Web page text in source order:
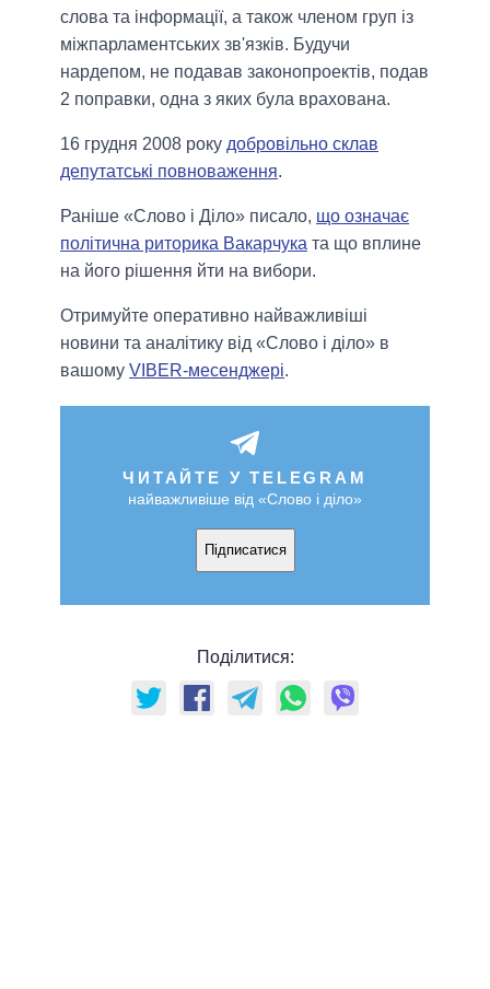
слова та інформації, а також членом груп із
міжпарламентських зв'язків. Будучи
нардепом, не подавав законопроектів, подав
2 поправки, одна з яких була врахована.
16 грудня 2008 року добровільно склав
депутатські повноваження.
Раніше «Слово і Діло» писало, що означає
політична риторика Вакарчука та що вплине
на його рішення йти на вибори.
Отримуйте оперативно найважливіші
новини та аналітику від «Слово і діло» в
вашому VIBER-месенджері.
ЧИТАЙТЕ У TELEGRAM
найважливіше від «Слово і діло»
Підписатися
Поділитися: